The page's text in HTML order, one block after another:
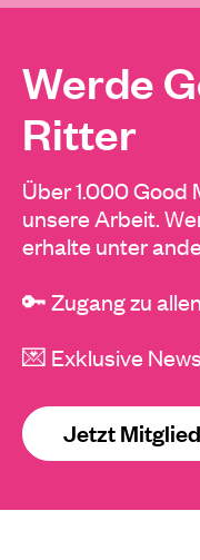
Werde
Ritter
Über 1.000 Good
unsere Arbeit.
erhalte unter
🔑 Zugang zu
💌 Exklusive
Jetzt